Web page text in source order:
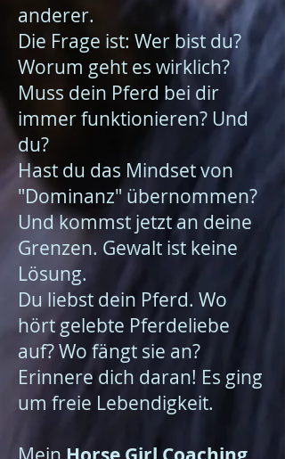
anderer.
Die Frage ist: Wer bist du?
Worum geht es wirklich?
Muss dein Pferd bei dir
immer funktionieren? Und
du?
Hast du das Mindset von
"Dominanz" übernommen?
Und kommst jetzt an deine
Grenzen. Gewalt ist keine
Lösung.
Du liebst dein Pferd. Wo
hört gelebte Pferdeliebe
auf?Wo fängt sie an?
Erinnere dich daran! Es ging
um freie Lebendigkeit.